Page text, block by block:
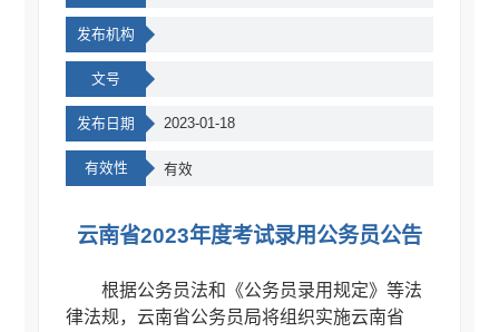
发布机构
文号
发布日期 2023-01-18
有效性 有效
云南省2023年度考试录用公务员公告
根据公务员法和《公务员录用规定》等法
律法规，云南省公务员局将组织实施云南省